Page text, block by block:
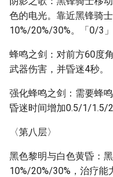
色的电光。靠近黑锋骑
10%/20%/30%。「0/3」
蜂鸣之剑：对前方60度
武器伤害，并昏迷4秒。
强化蜂鸣之剑：需要蜂
昏迷时间增加0.5/1/1.5/2
〈第八层〉
黑色黎明与白色黄昏：
10%/20%/30%，治疗能